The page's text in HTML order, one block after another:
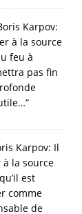
Karpov:
à la source
feu à
pas fin
”
Karpov: Il
la source
est
comme
de